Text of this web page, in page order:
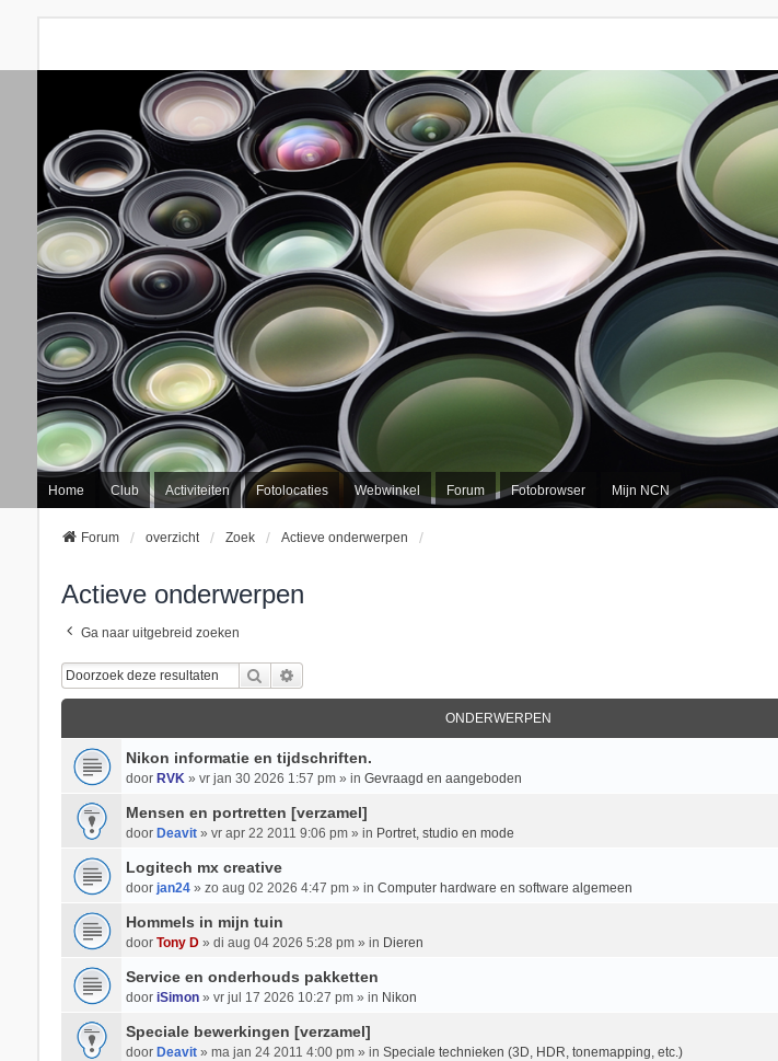
Home Club Activiteiten Fotolocaties Webwinkel Forum Fotobrowser Mijn NCN
Forum overzicht Zoek Actieve onderwerpen
Actieve onderwerpen
Ga naar uitgebreid zoeken
Zoek
ONDERWERPEN
Nikon informatie en tijdschriften.
door RVK» vr jan 30 2026 1:57 pm » in Gevraagd en aangeboden
Mensen en portretten [verzamel]
door Deavit» vr apr 22 2011 9:06 pm » in Portret, studio en mode
Logitech mx creative
door jan24» zo aug 02 2026 4:47 pm » in Computer hardware en software algemeen
Hommels in mijn tuin
door Tony D» di aug 04 2026 5:28 pm » in Dieren
Service en onderhouds pakketten
door iSimon» vr jul 17 2026 10:27 pm » in Nikon
Speciale bewerkingen [verzamel]
door Deavit» ma jan 24 2011 4:00 pm » in Speciale technieken (3D, HDR, tonemapping, etc.)